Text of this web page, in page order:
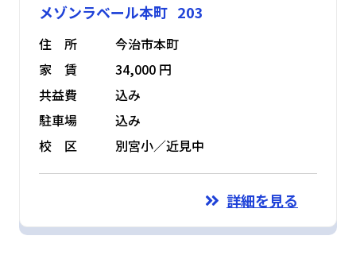
メゾンラベール本町 203
住 所
今治市本町
家 賃
34,000 円
共益費
込み
駐車場
込み
校 区
別宮小／近見中
詳細を見る